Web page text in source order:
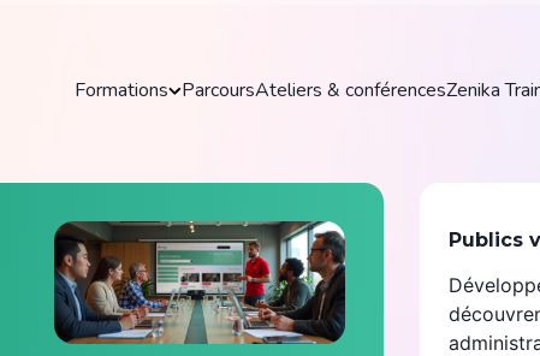
Formations
Zenika Formations
Découvrez nos formations pratiques et
actualisées pour maîtriser les outils et
technologies clés de votre domaine.
ParcoursAteliers & conférencesZenika
Publics